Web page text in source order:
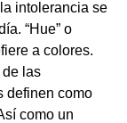
intolerancia se
“Hue” o
a colores.
de las
definen como
como un